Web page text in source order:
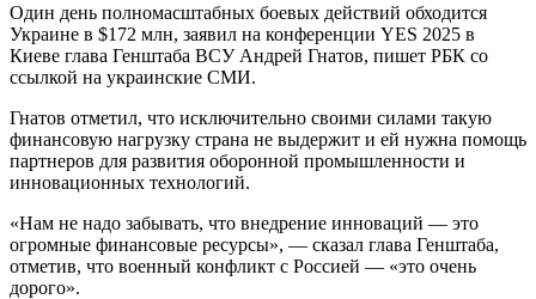
Один день полномасштабных боевых действий обходится
Украине в $172 млн, заявил на конференции YES 2025 в
Киеве глава Генштаба ВСУ Андрей Гнатов, пишет РБК со
ссылкой на украинские СМИ.
Гнатов отметил, что исключительно своими силами такую
финансовую нагрузку страна не выдержит и ей нужна помощь
партнеров для развития оборонной промышленности и
инновационных технологий.
«Нам не надо забывать, что внедрение инноваций — это
огромные финансовые ресурсы», — сказал глава Генштаба,
отметив, что военный конфликт с Россией — «это очень
дорого».